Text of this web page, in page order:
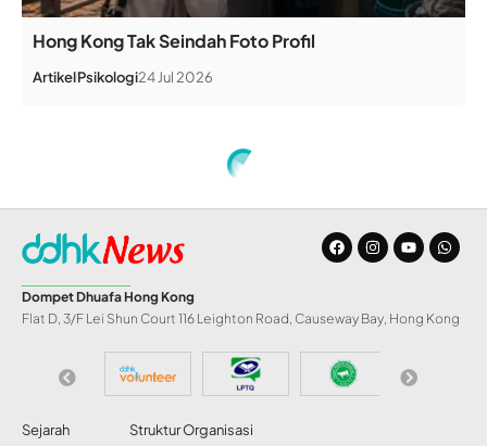
Hong Kong Tak Seindah Foto Profil
ArtikelPsikologi24 Jul 2026
Amin Khoiriyah Raih Emas Kejuaraan Taekwondo di Hong Kong
BERITA
Amin Khoiriyah Raih
Emas Kejuaraan
Taekwondo di Hong
Kong